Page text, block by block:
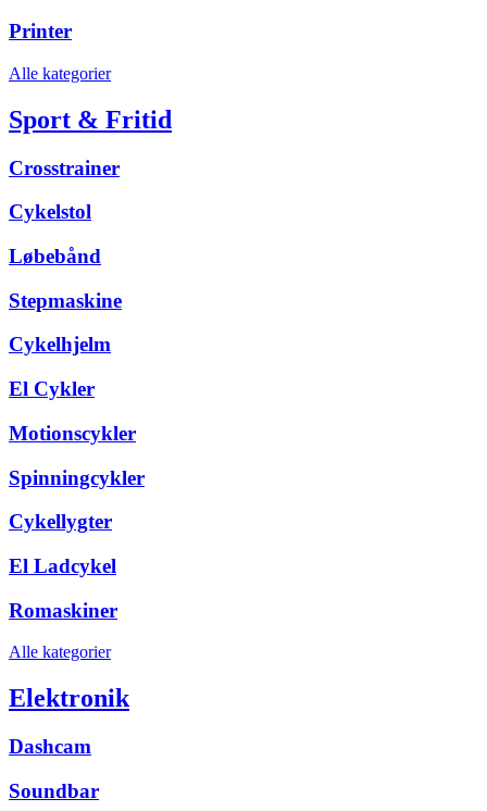
Printer
Alle kategorier
Sport & Fritid
Crosstrainer
Cykelstol
Løbebånd
Stepmaskine
Cykelhjelm
El Cykler
Motionscykler
Spinningcykler
Cykellygter
El Ladcykel
Romaskiner
Alle kategorier
Elektronik
Dashcam
Soundbar